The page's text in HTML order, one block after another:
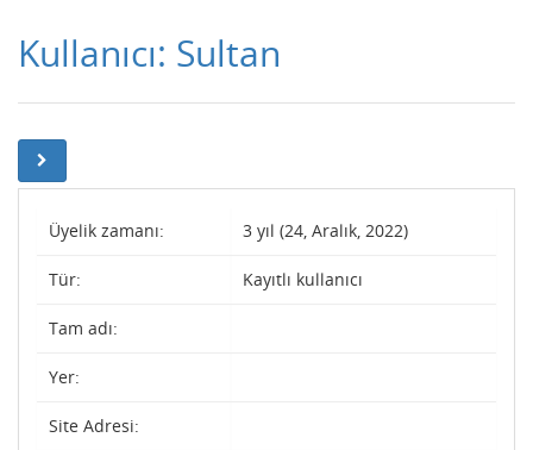
Kullanıcı: Sultan
Üyelik zamanı: 3 yıl (24, Aralık, 2022)
Tür: Kayıtlı kullanıcı
Tam adı:
Yer:
Site Adresi: